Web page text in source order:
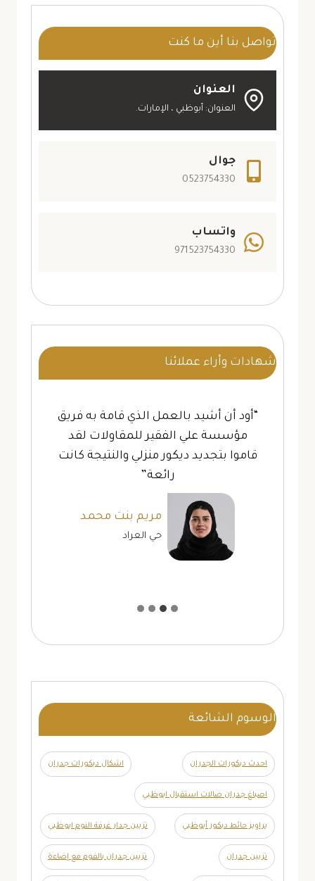
بديل
الشيبورد
ابوظبي
تواصل بنا أين ما كنت
العنوان
العنوان: أبوظبي ، الإمارات.
جوال
0523754330
واتساب
971523754330
شهادات وأراء عملائنا
“أود أن أشيد بالعمل الذي قامة به فريق
مؤسسة علي الفقير للمقاولات لقد
قاموا بتجديد ديكور منزلي والنتيجة كانت
رائعة”
مريم بنت محمد
حي العراد
الوسوم الشائعة
احدث ديكورات الجدران اشكال ديكورات جدران
اصباغ جدران صالات استقبال ابوظبي
براويز حائط ديكور أبوظبي تزيين جدار غرفة النوم ابوظبي
تزيين جدران تزيين جدران بالفوم مع إضاءة